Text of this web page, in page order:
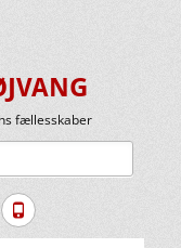
fællesskaber
Tlf.